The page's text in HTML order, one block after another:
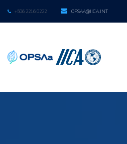
+506 2216 0222 OPSAA@IICA.INT